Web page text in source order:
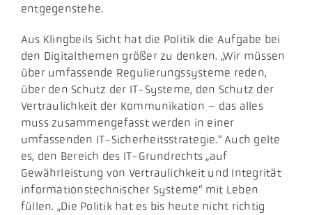
entgegenstehe.
​Aus Klingbeils Sicht hat die Politik die Aufgabe bei
den Digitalthemen größer zu denken. „Wir müssen
über umfassende Regulierungssysteme reden,
über den Schutz der IT-Systeme, den Schutz der
Vertraulichkeit der Kommunikation – das alles
muss zusammengefasst werden in einer
umfassenden IT-Sicherheitsstrategie.“ Auch gelte
es, den Bereich des IT-Grundrechts „auf
Gewährleistung von Vertraulichkeit und Integrität
informationstechnischer Systeme“ mit Leben
füllen. „Die Politik hat es bis heute nicht richtig